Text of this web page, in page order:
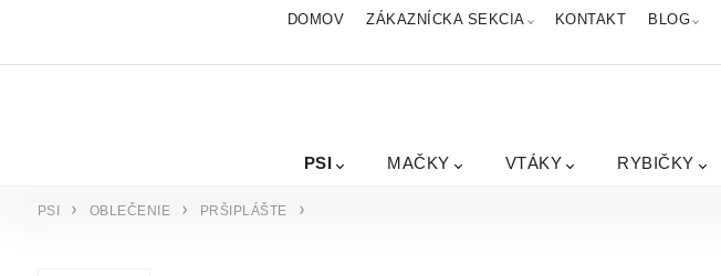
DOMOV ZÁKAZNÍCKA SEKCIA KONTAKT BLOG
PSI MAČKY VTÁKY RYBIČKY
PSI OBLEČENIE PRŠIPLÁŠTE